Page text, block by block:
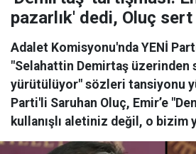
pazarlık' dedi, Oluç sert
Adalet Komisyonu'nda YENİ
"Selahattin Demirtaş üzerinden
yürütülüyor" sözleri tansiyonu
Parti'li Saruhan Oluç, Emir’e
kullanışlı aletiniz değil, o bizim